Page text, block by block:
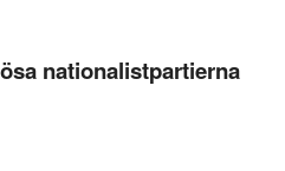
nationalistpartierna